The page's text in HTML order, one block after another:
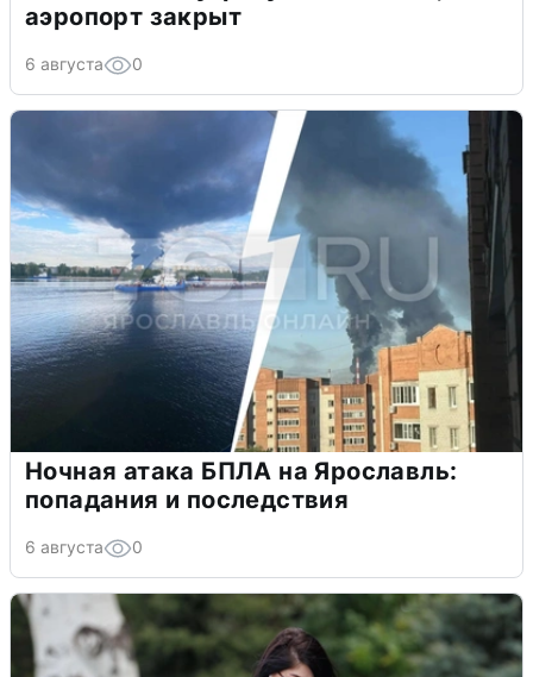
аэропорт закрыт
6 августа 0
Ночная атака БПЛА на Ярославль:
попадания и последствия
6 августа 0